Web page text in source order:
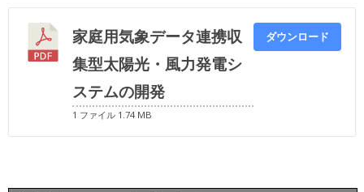
家庭用気象データ連携収
集型太陽光・風力発電シ
ステムの開発
1 ファイル 1.74 MB
ダウンロード